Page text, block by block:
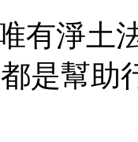
有淨
是幫助